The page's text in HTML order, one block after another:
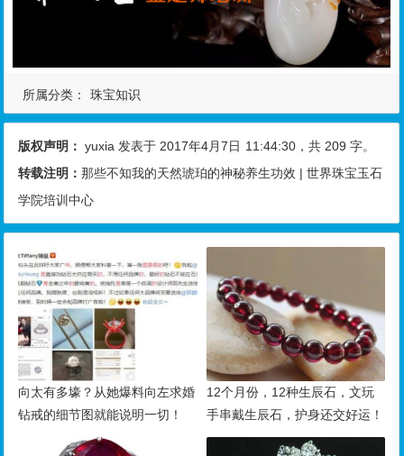
所属分类： 珠宝知识
版权声明： yuxia 发表于 2017年4月7日 11:44:30 ，共 209 字。
转载注明：那些不知我的天然琥珀的神秘养生功效 | 世界珠宝玉石
学院培训中心
向太有多壕？从她爆料向左求婚
钻戒的细节图就能说明一切！
12个月份，12种生辰石，文玩
手串戴生辰石，护身还交好运！